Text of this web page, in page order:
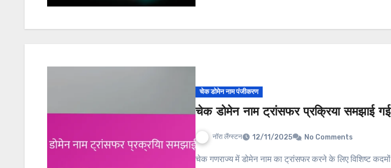
चेक डोमेन नाम पंजीकरण
चेक डोमेन नाम ट्रांसफर प्रक्रिया समझाई गई
नॉरा लैंग्स्टन 12/11/2025 No Comments
चेक गणराज्य में डोमेन नाम का ट्रांसफर करने के लिए विशिष्ट कदमों का